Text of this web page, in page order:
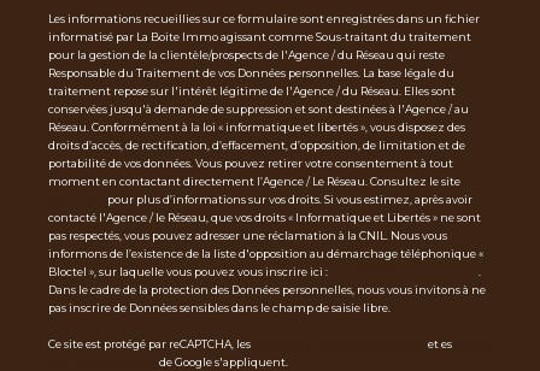
Les informations recueillies sur ce formulaire sont enregistrées dans un fichier
informatisé par La Boite Immo agissant comme Sous-traitant du traitement
pour la gestion de la clientèle/prospects de l'Agence / du Réseau qui reste
Responsable du Traitement de vos Données personnelles. La base légale du
traitement repose sur l'intérêt légitime de l'Agence / du Réseau. Elles sont
conservées jusqu'à demande de suppression et sont destinées à l'Agence / au
Réseau. Conformément à la loi « informatique et libertés », vous disposez des
droits d’accès, de rectification, d’effacement, d’opposition, de limitation et de
portabilité de vos données. Vous pouvez retirer votre consentement à tout
moment en contactant directement l’Agence / Le Réseau. Consultez le site
pour plus d’informations sur vos droits. Si vous estimez, après avoir
contacté l'Agence / le Réseau, que vos droits « Informatique et Libertés » ne sont
pas respectés, vous pouvez adresser une réclamation à la CNIL. Nous vous
informons de l’existence de la liste d'opposition au démarchage téléphonique «
Bloctel », sur laquelle vous pouvez vous inscrire ici :
Dans le cadre de la protection des Données personnelles, nous vous invitons à ne
pas inscrire de Données sensibles dans le champ de saisie libre.
Ce site est protégé par reCAPTCHA, les et es
de Google s'appliquent.